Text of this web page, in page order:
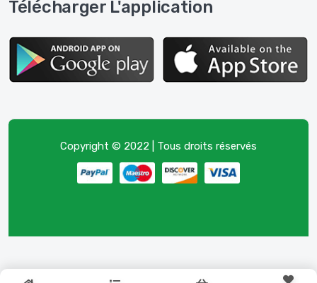
Télécharger L'application
Copyright © 2022 | Tous droits réservés